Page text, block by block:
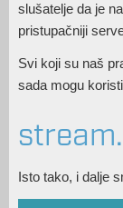
slušatelje da je
pristupačniji
Svi koji su naš
sada mogu
Isto tako, i dalje